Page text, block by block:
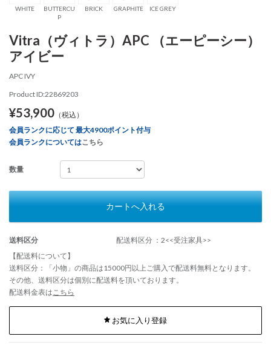
WHITE
BUTTERCU
P
BRICK GRAPHITE ICE GREY
Vitra（ヴィトラ）APC （エーピーシー）
アイビー
APC IVY
Product ID:22869203
¥53,900 （税込）
会員ランクに応じて 最大4900ポイント付与
会員ランクについてはこちら
数量
カートへ入れる
送料区分
配送料区分 ：2<<受注家具>>
【配送料について】
送料区分：「小物」の商品は15000円以上ご購入で配送料無料となります。
その他、送料区分は個別に配送料を頂いております。
配送料金表はこちら
お気に入り登録